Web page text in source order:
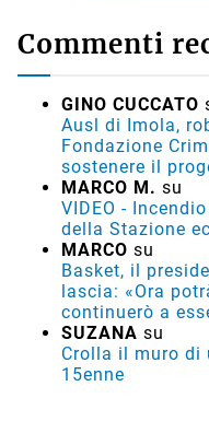
Commenti
GINO CUCCATO
Ausl di Imola,
Fondazione
sostenere il
MARCO M. su
VIDEO -
della Stazione
MARCO su
Basket, il
lascia: «Ora
continuerò a
SUZANA su
Crolla il muro di
15enne